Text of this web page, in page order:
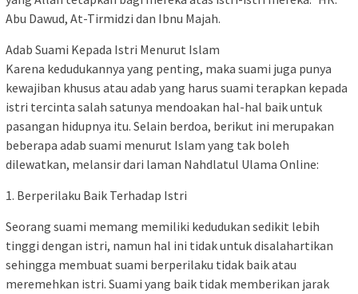
Abu Dawud, At-Tirmidzi dan Ibnu Majah.
Adab Suami Kepada Istri Menurut Islam
Karena kedudukannya yang penting, maka suami juga punya
kewajiban khusus atau adab yang harus suami terapkan kepada
istri tercinta salah satunya mendoakan hal-hal baik untuk
pasangan hidupnya itu. Selain berdoa, berikut ini merupakan
beberapa adab suami menurut Islam yang tak boleh
dilewatkan, melansir dari laman Nahdlatul Ulama Online:
1. Berperilaku Baik Terhadap Istri
Seorang suami memang memiliki kedudukan sedikit lebih
tinggi dengan istri, namun hal ini tidak untuk disalahartikan
sehingga membuat suami berperilaku tidak baik atau
meremehkan istri. Suami yang baik tidak memberikan jarak